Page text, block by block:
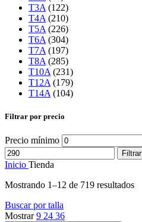
T3A (122)
T4A (210)
T5A (226)
T6A (304)
T7A (197)
T8A (285)
T10A (231)
T12A (179)
T14A (104)
Filtrar por precio
Precio mínimo
Filtrar
Inicio Tienda
Mostrando 1–12 de 719 resultados
Buscar por talla
Mostrar9 24 36